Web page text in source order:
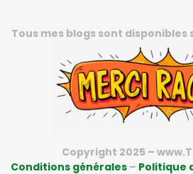
Tous mes blogs sont disponibles
Copyright 2025 –
Conditions générales– Politique